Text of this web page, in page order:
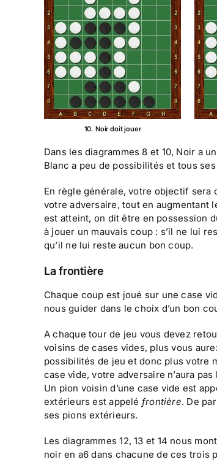
10. Noir doit jouer
Dans les diagrammes 8 et 10, Noir a
Blanc a peu de possibilités et tous
En règle générale, votre objectif
votre adversaire, tout en augmentant
est atteint, on dit être en possession
à jouer un mauvais coup : s’il ne lui
qu’il ne lui reste aucun bon coup.
La frontière
Chaque coup est joué sur une case
nous guider dans le choix d’un bon
A chaque tour de jeu vous devez
voisins de cases vides, plus vous
possibilités de jeu et donc plus votre
case vide, votre adversaire n’aura
Un pion voisin d’une case vide est
extérieurs est appelé frontière. De
ses pions extérieurs.
Les diagrammes 12, 13 et 14 nous
noir en a6 dans chacune de ces trois